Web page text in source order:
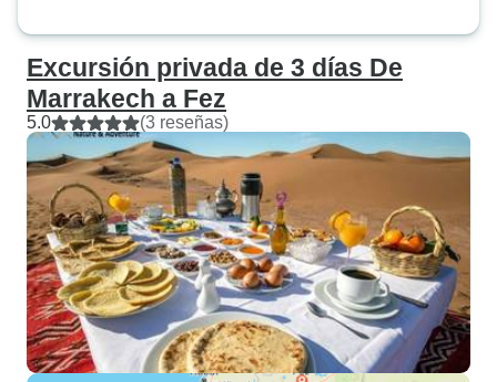
Excursión privada de 3 días De
Marrakech a Fez
5.0 (3 reseñas)